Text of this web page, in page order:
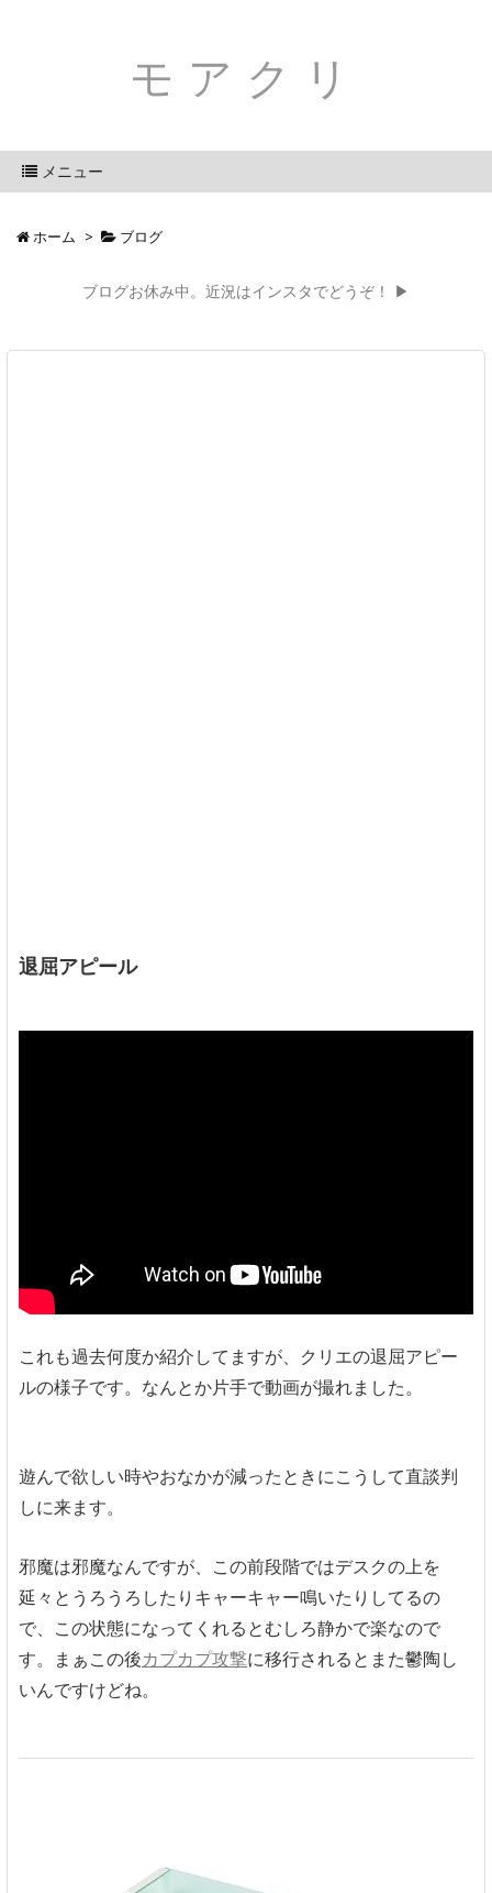
モアクリ
メニュー
ホーム > ブログ
ブログお休み中。近況はインスタでどうぞ！ ▶
退屈アピール
これも過去何度か紹介してますが、クリエの退屈アピー
ルの様子です。なんとか片手で動画が撮れました。
遊んで欲しい時やおなかが減ったときにこうして直談判
しに来ます。
邪魔は邪魔なんですが、この前段階ではデスクの上を
延々とうろうろしたりキャーキャー鳴いたりしてるの
で、この状態になってくれるとむしろ静かで楽なので
す。まぁこの後カプカプ攻撃に移行されるとまた鬱陶し
いんですけどね。